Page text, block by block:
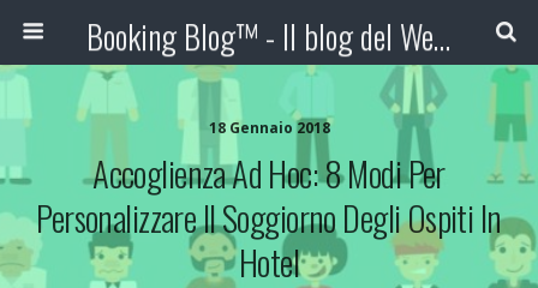
Booking Blog™ - Il blog del Web Marketing Turistico
18 Gennaio 2018
Accoglienza Ad Hoc: 8 Modi Per
Personalizzare Il Soggiorno Degli Ospiti In
Hotel